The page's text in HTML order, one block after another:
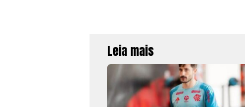
Leia mais